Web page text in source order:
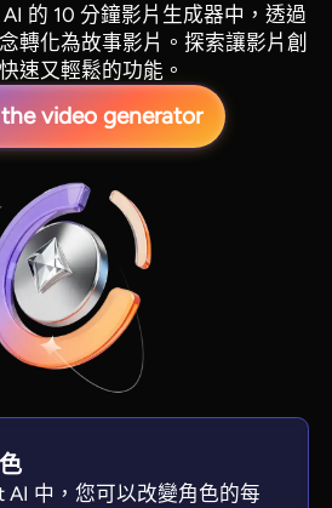
的 10 分鐘影片生成器中，透過
轉化為故事影片。探索讓影片創
速又輕鬆的功能。
video generator
AI 中，您可以改變角色的每